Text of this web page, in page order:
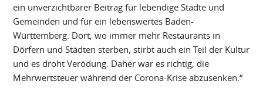
ein unverzichtbarer Beitrag für lebendige Städte und
Gemeinden und für ein lebenswertes Baden-
Württemberg. Dort, wo immer mehr Restaurants in
Dörfern und Städten sterben, stirbt auch ein Teil der Kultur
und es droht Verödung. Daher war es richtig, die
Mehrwertsteuer während der Corona-Krise abzusenken.“